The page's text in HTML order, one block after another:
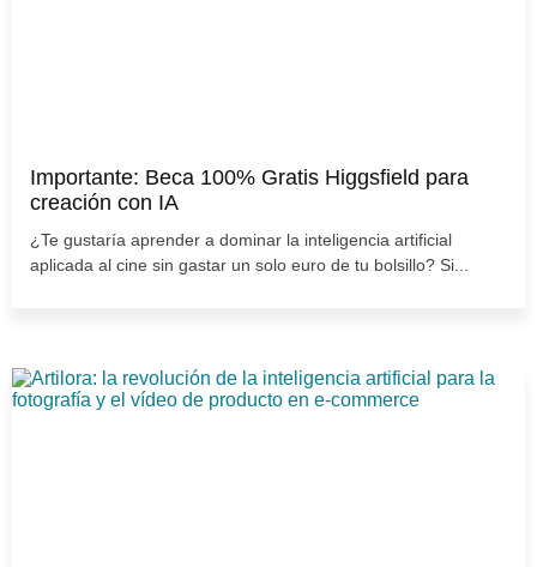
Importante: Beca 100% Gratis Higgsfield para
creación con IA
¿Te gustaría aprender a dominar la inteligencia artificial
aplicada al cine sin gastar un solo euro de tu bolsillo? Si...